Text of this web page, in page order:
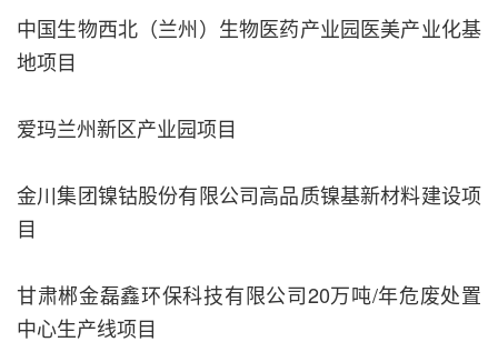
中国生物西北（兰州）生物医药产业园医美产业化基
地项目
爱玛兰州新区产业园项目
金川集团镍钴股份有限公司高品质镍基新材料建设项
目
甘肃郴金磊鑫环保科技有限公司20万吨/年危废处置
中心生产线项目